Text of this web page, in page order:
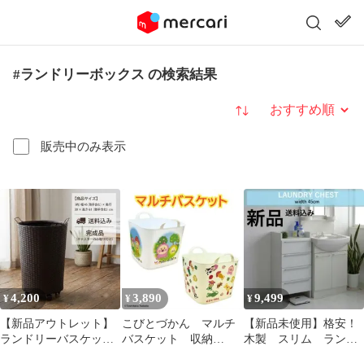
#ランドリーボックス の検索結果
販売中のみ表示
並び替え
¥4,200
【新品アウトレット】
ランドリーバスケット
¥ 3,890
こびとづかん マルチ
バスケット 収納
¥9,499
【新品未使用】格安！
木製 スリム ランド